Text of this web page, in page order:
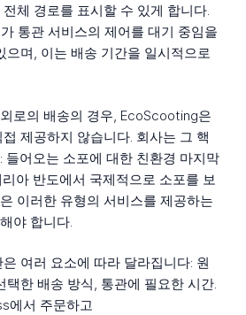
체 경로를 표시할 수 있게 합니다.
통관 서비스의 제어를 대기 중임을
으며, 이는 배송 기간을 일시적으로
로의 배송의 경우, EcoScooting은
제공하지 않습니다. 회사는 그 핵
들어오는 소포에 대한 친환경 마지막
아 반도에서 국제적으로 소포를 보
이러한 유형의 서비스를 제공하는
야 합니다.
여러 요소에 따라 달라집니다: 원
택한 배송 방식, 통관에 필요한 시간.
에서 주문하고